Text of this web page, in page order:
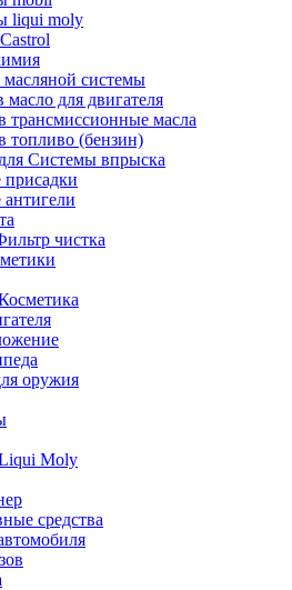
liqui moly
системы
масло для двигателя
трансмиссионные масла
топливо (бензин)
Системы впрыска
присадки
чистка
оружия
Moly
средства